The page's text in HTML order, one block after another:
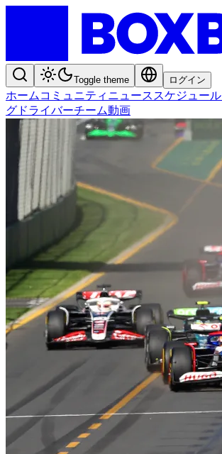
Toggle theme ログイン
ホーム コミュニティ ニュース スケジュール
グ ドライバーチーム動画